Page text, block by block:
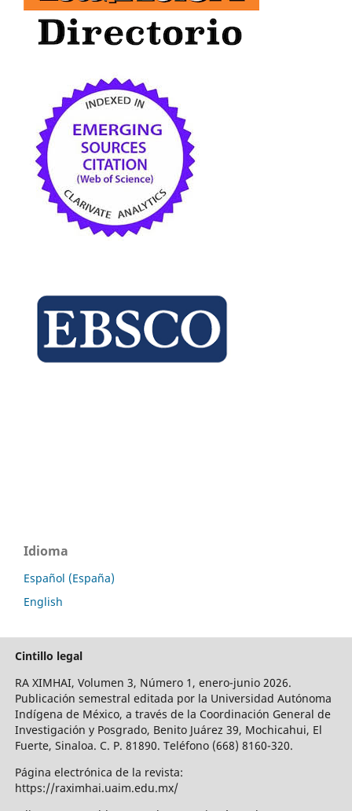
Idioma
Español (España)
English
Cintillo legal
RA XIMHAI, Volumen 3, Número 1, enero-junio 2026.
Publicación semestral editada por la Universidad Autónoma
Indígena de México, a través de la Coordinación General de
Investigación y Posgrado, Benito Juárez 39, Mochicahui, El
Fuerte, Sinaloa. C. P. 81890. Teléfono (668) 8160-320.
Página electrónica de la revista:
https://raximhai.uaim.edu.mx/